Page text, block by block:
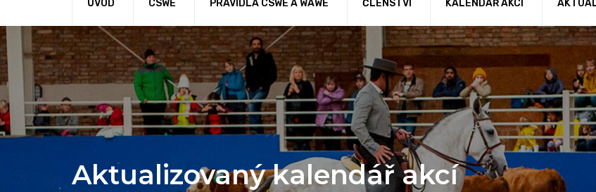
ÚVOD CSWE PRAVIDLA CSWE A WAWE ČLENSTVÍ KALENDÁŘ AKCÍ
Aktualizovaný kalendář akcí